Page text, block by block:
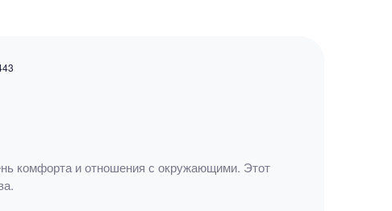
комфорта и отношения с окружающими. Этот